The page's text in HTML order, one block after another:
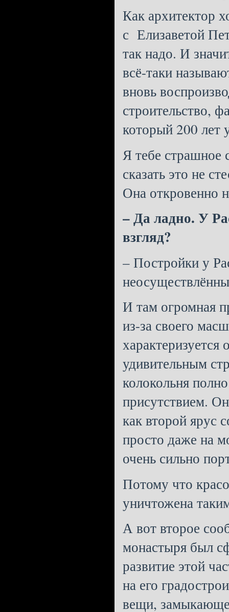
Как архитектор
с Елизаветой
так надо. И
всё-таки
вновь
строительство,
который 200 лет
Я тебе страшное
сказать это не
Она откровенно
– Да ладно. У
взгляд?
– Постройки у
И там огромная
из-за своего
удивительным
колокольня
присутствием.
как второй ярус
просто даже на
очень сильно
Потому что
уничтожена
А вот второе
монастыря был
развитие этой
на его
вещи,